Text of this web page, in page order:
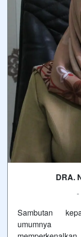
DRA.
Sambutan
umumnya